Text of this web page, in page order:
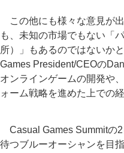
この他にも様々な意見が
も、未知の市場でもない「
所）」もあるのではないか
Games President/CEOの
オンラインゲームの開発や
ォーム戦略を進めた上での
Casual Games Summitの
待つブルーオーシャンを目